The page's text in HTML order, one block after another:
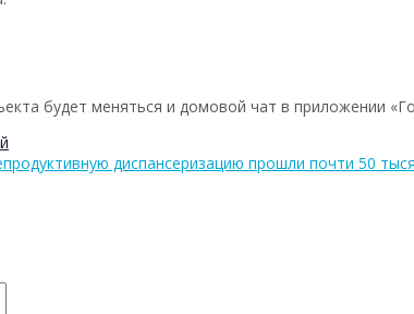
будет меняться и домовой чат в приложении
диспансеризацию прошли почти 50